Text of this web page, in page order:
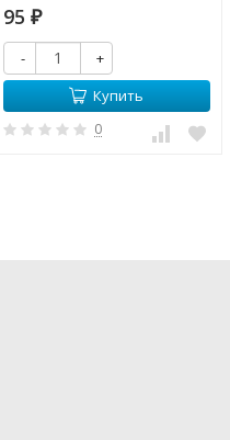
95 ₽
-
+
Купить
0